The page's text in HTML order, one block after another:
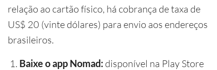
relação ao cartão físico, há cobrança de taxa de
US$ 20 (vinte dólares) para envio aos endereços
brasileiros.
Baixe o app Nomad: disponível na Play Store